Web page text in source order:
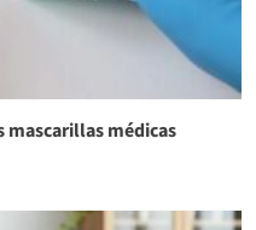
mascarillas médicas